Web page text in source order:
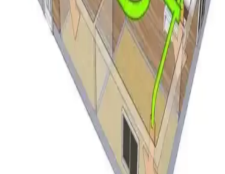
Mini split dış ünitenin montajında kar, donma, titreşim ve bakım
faktörleri göz önünde bulundurularak duvar veya zemin tercihi
yapılmalıdır. Doğru montaj sistem performansını ve dayanıklılığı
LG Smart Inverter Klima 12.000 BTU A++: Bahçe
Kulübesinde Performans ve Kullanım
Değerlendirmesi
LG Smart Inverter klima, 10.6 m² bahçe kulübesinde soğutma ve
ısıtma için test edildi. Enerji verimliliği, sessiz çalışma ve uzaktan
kontrol avantajları sunarken, yedek parça temini ve garanti
sınırlamaları dikkat çekiyor.
Düşük Enerjili Küçük Klima Seçenekleri ve Ev
Arkadaşıyla İklim Kontrolü Yöntemleri
Düşük enerji tüketen küçük klima modelleri ve ev arkadaşlarıyla